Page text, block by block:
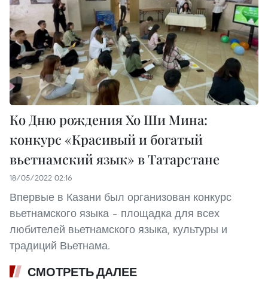
Ко Дню рождения Хо Ши Мина:
конкурс «Красивый и богатый
вьетнамский язык» в Татарстане
18/05/2022 02:16
Впервые в Казани был организован конкурс
вьетнамского языка – площадка для всех
любителей вьетнамского языка, культуры и
традиций Вьетнама.
СМОТРЕТЬ ДАЛЕЕ